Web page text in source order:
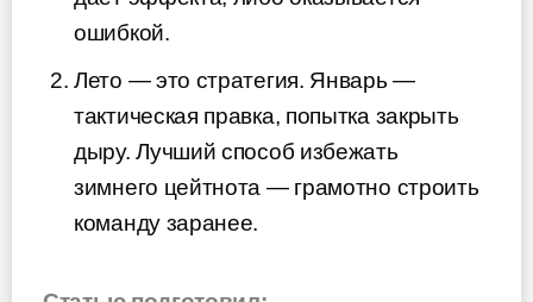
ошибкой.
Лето — это стратегия. Январь —
тактическая правка, попытка закрыть
дыру. Лучший способ избежать
зимнего цейтнота — грамотно строить
команду заранее.